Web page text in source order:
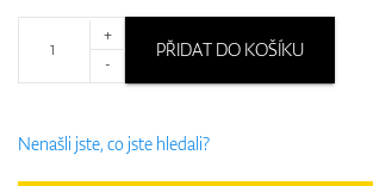
+
-
PŘIDAT DO KOŠÍKU
Nenašli jste, co jste hledali?